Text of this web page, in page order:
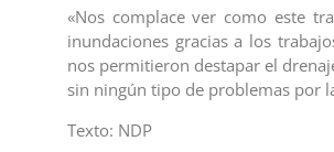
«Nos complace ver como este
inundaciones gracias a los
nos permitieron destapar el
sin ningún tipo de problemas por
Texto: NDP